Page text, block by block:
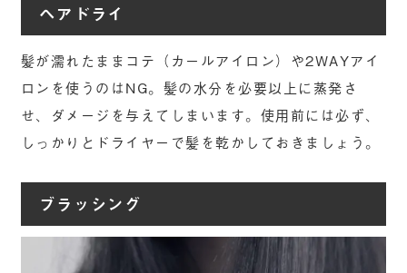
ヘアドライ
髪が濡れたままコテ（カールアイロン）や2WAYアイ
ロンを使うのはNG。髪の水分を必要以上に蒸発さ
せ、ダメージを与えてしまいます。使用前には必ず、
しっかりとドライヤーで髪を乾かしておきましょう。
ブラッシング